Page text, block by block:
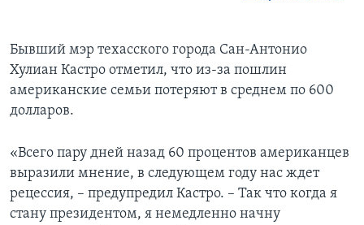
Бывший мэр техасского города Сан-Антонио
Хулиан Кастро отметил, что из-за пошлин
американские семьи потеряют в среднем по 600
долларов.
«Всего пару дней назад 60 процентов американцев
выразили мнение, в следующем году нас ждет
рецессия, – предупредил Кастро. – Так что когда я
стану президентом, я немедленно начну